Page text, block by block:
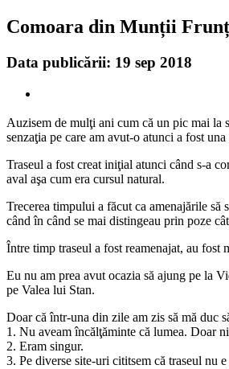
Comoara din Munții
Data publicării: 19 sep 2018
Auzisem de mulţi ani cum că un pic mai la
senzaţia pe care am avut-o atunci a fost una
Traseul a fost creat iniţial atunci când s-a
aval aşa cum era cursul natural.
Trecerea timpului a făcut ca amenajările să
când în când se mai distingeau prin poze
Între timp traseul a fost reamenajat, au fost
Eu nu am prea avut ocazia să ajung pe la
pe Valea lui Stan.
Doar că într-una din zile am zis să mă duc
1. Nu aveam încălţăminte că lumea. Doar
2. Eram singur.
3. Pe diverse site-uri cititsem că traseul nu